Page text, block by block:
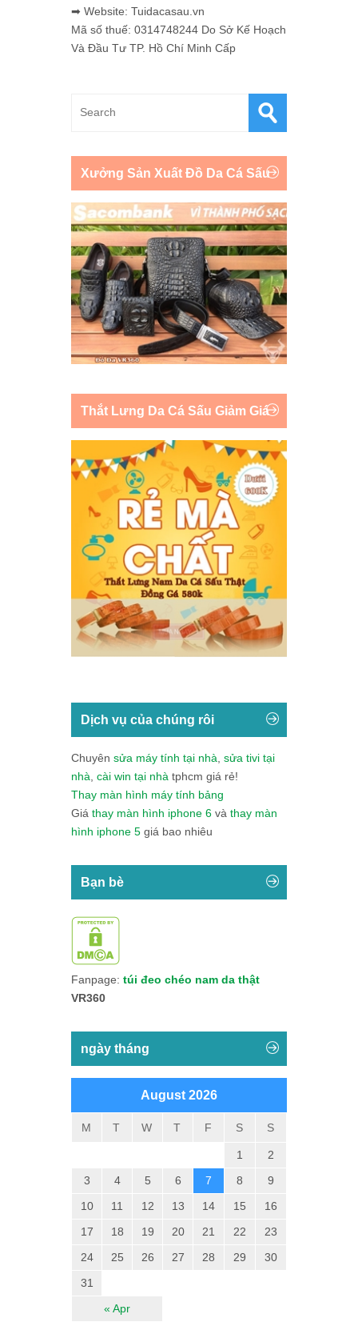
➡ Website: Tuidacasau.vn
Mã số thuế: 0314748244 Do Sở Kế Hoạch
Và Đầu Tư TP. Hồ Chí Minh Cấp
Xưởng Sản Xuất Đồ Da Cá Sấu
Thắt Lưng Da Cá Sấu Giảm Giá
Dịch vụ của chúng rôi
Chuyên sửa máy tính tại nhà sửa tivi tại
nhà cài win tại nhà tphcm giá rẻ!
Thay màn hình máy tính bảng
Giá thay màn hình iphone 6 và thay màn
hình iphone 5 giá bao nhiêu
Bạn bè
Fanpage: túi đeo chéo nam da thật
VR360
ngày tháng
August 2026
M T W T F S S
« Apr
1
2
3
4 5 6 7 8
9
10
11 12 13 14 15
16
17
18 19 20 21 22
23
24
25 26 27 28 29
30
31